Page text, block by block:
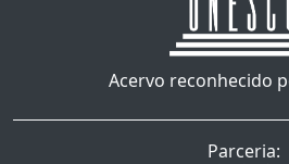
Acervo reconhecido
Parceria: